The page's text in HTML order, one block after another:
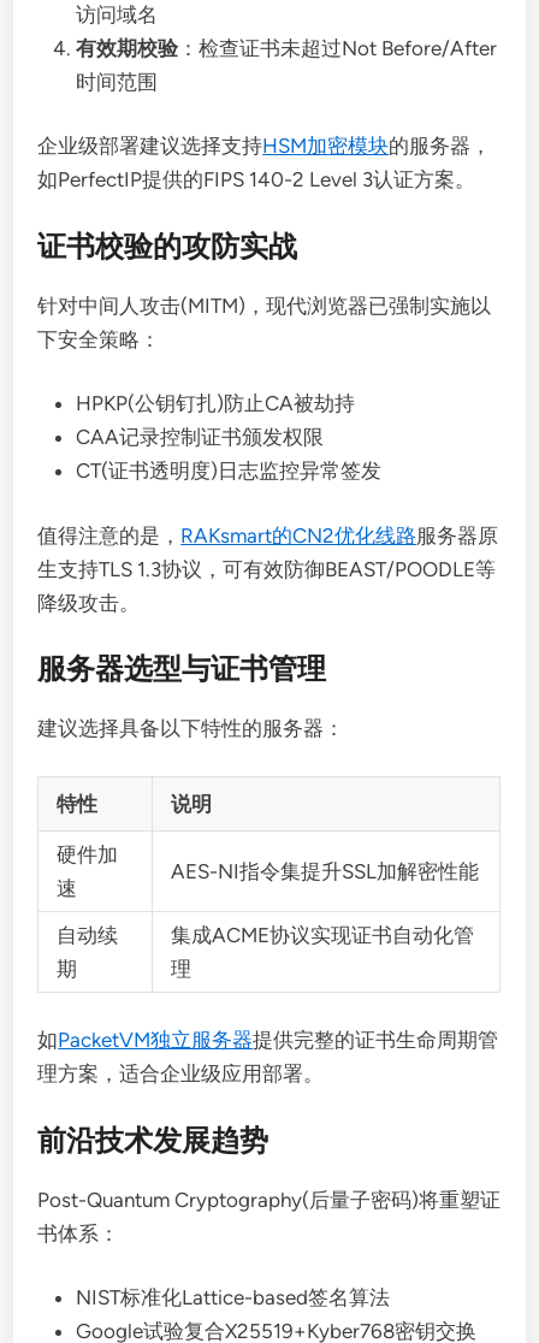
访问域名
有效期校验：检查证书未超过Not Before/After
时间范围
企业级部署建议选择支持HSM加密模块的服务器，
如PerfectIP提供的FIPS 140-2 Level 3认证方案。
证书校验的攻防实战
针对中间人攻击(MITM)，现代浏览器已强制实施以
下安全策略：
HPKP(公钥钉扎)防止CA被劫持
CAA记录控制证书颁发权限
CT(证书透明度)日志监控异常签发
值得注意的是， RAKsmart的CN2优化线路服务器原
生支持TLS 1.3协议，可有效防御BEAST/POODLE等
降级攻击。
服务器选型与证书管理
建议选择具备以下特性的服务器：
特性 说明
硬件加
速
AES-NI指令集提升SSL加解密性能
自动续
期
集成ACME协议实现证书自动化管
理
如PacketVM独立服务器提供完整的证书生命周期管
理方案，适合企业级应用部署。
前沿技术发展趋势
Post-Quantum Cryptography(后量子密码)将重塑证
书体系：
NIST标准化Lattice-based签名算法
Google试验复合X25519+Kyber768密钥交换